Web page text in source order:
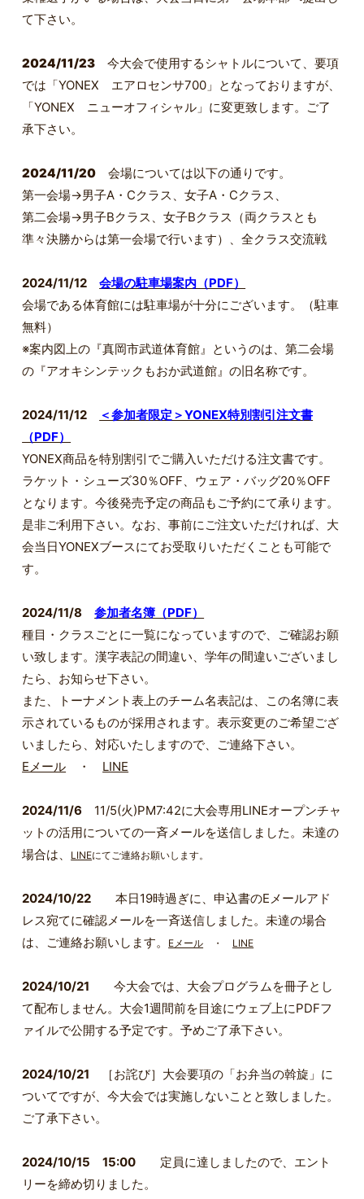
て下さい。
2024/11/23今大会で使用するシャトルについて、要項
では「YONEX エアロセンサ700」となっておりますが、
「YONEX ニューオフィシャル」に変更致します。ご了
承下さい。
2024/11/20会場については以下の通りです。
第一会場→男子A・Cクラス、女子A・Cクラス、
第二会場→男子Bクラス、女子Bクラス（両クラスとも
準々決勝からは第一会場で行います）、全クラス交流戦
2024/11/12会場の駐車場案内（PDF）
会場である体育館には駐車場が十分にございます。（駐車
無料）
※案内図上の『真岡市武道体育館』というのは、第二会場
の『アオキシンテックもおか武道館』の旧名称です。
2024/11/12
＜参加者限定＞YONEX特別割引注文書
（PDF）
YONEX商品を特別割引でご購入いただける注文書です。
ラケット・シューズ30％OFF、ウェア・バッグ20％OFF
となります。今後発売予定の商品もご予約にて承ります。
是非ご利用下さい。なお、事前にご注文いただければ、大
会当日YONEXブースにてお受取りいただくことも可能で
す。
2024/11/8参加者名簿（PDF）
種目・クラスごとに一覧になっていますので、ご確認お願
い致します。漢字表記の間違い、学年の間違いございまし
たら、お知らせ下さい。
また、トーナメント表上のチーム名表記は、この名簿に表
示されているものが採用されます。表示変更のご希望ござ
いましたら、対応いたしますので、ご連絡下さい。
Eメール ・ LINE
2024/11/6 11/5(火)PM7:42に大会専用LINEオープンチャ
ットの活用についての一斉メールを送信しました。未達の
場合は、
LINEにてご連絡お願いします。
2024/10/22本日19時過ぎに、申込書のEメールアド
レス宛てに確認メールを一斉送信しました。未達の場合
は、ご連絡お願いします。
Eメール ・ LINE
2024/10/21今大会では、大会プログラムを冊子とし
て配布しません。大会1週間前を目途にウェブ上にPDFフ
ァイルで公開する予定です。予めご了承下さい。
2024/10/21
［お詫び］大会要項の「お弁当の斡旋」に
ついてですが、今大会では実施しないことと致しました。
ご了承下さい。
2024/10/15 15:00 定員に達しましたので、エント
リーを締め切りました。